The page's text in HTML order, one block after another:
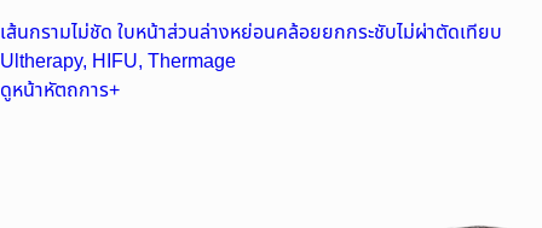
เส้นกรามไม่ชัด ใบหน้าส่วนล่างหย่อนคล้อยยกกระชับไม่ผ่าตัดเทียบ
Ultherapy, HIFU, Thermage
ดูหน้าหัตถการ+